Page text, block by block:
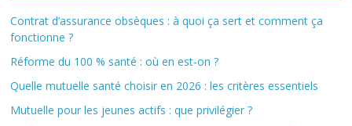
Contrat d’assurance obsèques : à quoi ça sert et comment ça
fonctionne ?
Réforme du 100 % santé : où en est-on ?
Quelle mutuelle santé choisir en 2026 : les critères essentiels
Mutuelle pour les jeunes actifs : que privilégier ?